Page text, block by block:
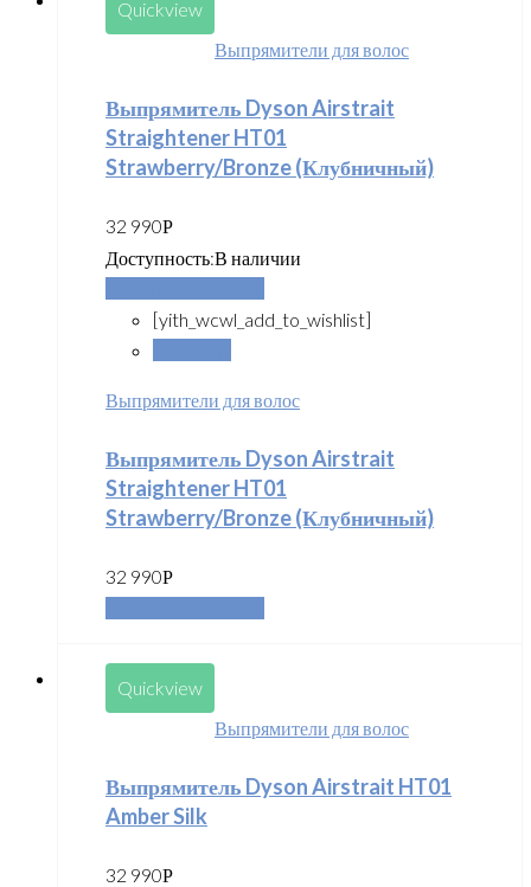
Quickview
Выпрямители для волос
Выпрямитель Dyson Airstrait
Straightener HT01
Strawberry/Bronze (Клубничный)
32 990Р
Доступность:В наличии
[yith_wcwl_add_to_wishlist]
Выпрямители для волос
Выпрямитель Dyson Airstrait
Straightener HT01
Strawberry/Bronze (Клубничный)
32 990Р
Quickview
Выпрямители для волос
Выпрямитель Dyson Airstrait HT01
Amber Silk
32 990Р